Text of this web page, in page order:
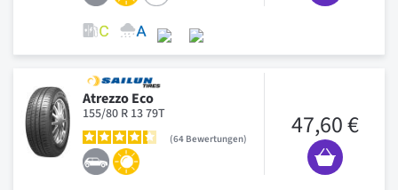
Atrezzo Eco
155/80 R 13 79T
64 Bewertungen 47,60 €